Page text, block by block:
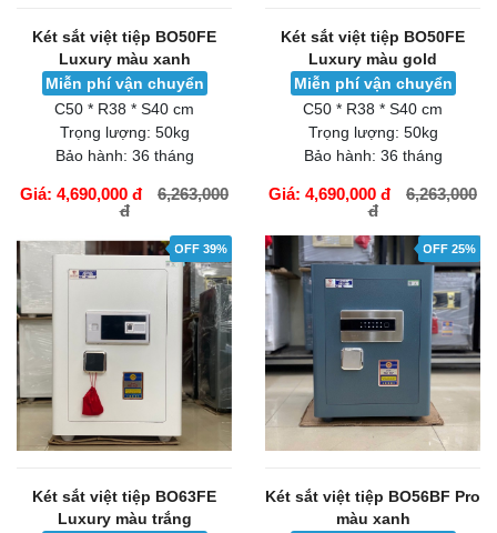
Két sắt việt tiệp BO50FE
Luxury màu xanh
Miễn phí vận chuyển
C50 * R38 * S40 cm
Trọng lượng: 50kg
Bảo hành: 36 tháng
Giá: 4,690,000 đ
6,263,000
đ
Két sắt việt tiệp BO50FE
Luxury màu gold
Miễn phí vận chuyển
C50 * R38 * S40 cm
Trọng lượng: 50kg
Bảo hành: 36 tháng
Giá: 4,690,000 đ
6,263,000
đ
OFF 39%
Két sắt việt tiệp BO63FE
Luxury màu trắng
OFF 25%
Két sắt việt tiệp BO56BF Pro
màu xanh